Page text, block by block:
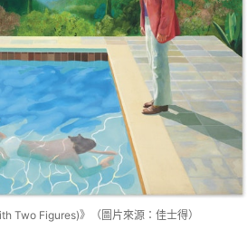
Two Figures)》（圖片來源：佳士得）